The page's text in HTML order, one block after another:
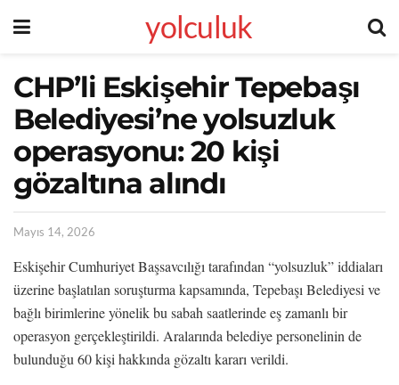
yolculuk
CHP’li Eskişehir Tepebaşı
Belediyesi’ne yolsuzluk
operasyonu: 20 kişi
gözaltına alındı
Mayıs 14, 2026
Eskişehir Cumhuriyet Başsavcılığı tarafından “yolsuzluk” iddiaları
üzerine başlatılan soruşturma kapsamında, Tepebaşı Belediyesi ve
bağlı birimlerine yönelik bu sabah saatlerinde eş zamanlı bir
operasyon gerçekleştirildi. Aralarında belediye personelinin de
bulunduğu 60 kişi hakkında gözaltı kararı verildi.